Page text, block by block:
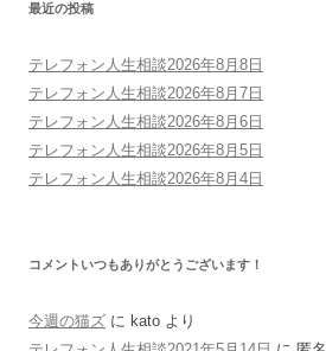
最近の投稿
テレフォン人生相談2026年8月8日
テレフォン人生相談2026年8月7日
テレフォン人生相談2026年8月6日
テレフォン人生相談2026年8月5日
テレフォン人生相談2026年8月4日
コメントいつもありがとうございます！
今週の猫ズ に kato より